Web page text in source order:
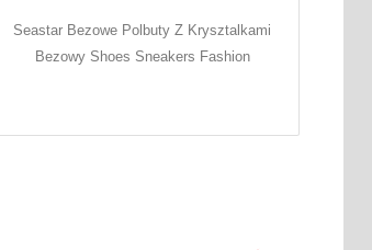
Seastar Bezowe Polbuty Z Krysztalkami
Bezowy Shoes Sneakers Fashion